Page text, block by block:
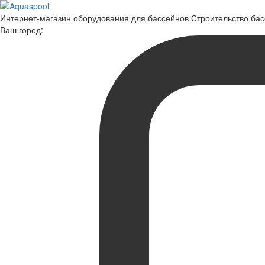
Интернет-магазин оборудования для бассейнов Строительство
Ваш город: